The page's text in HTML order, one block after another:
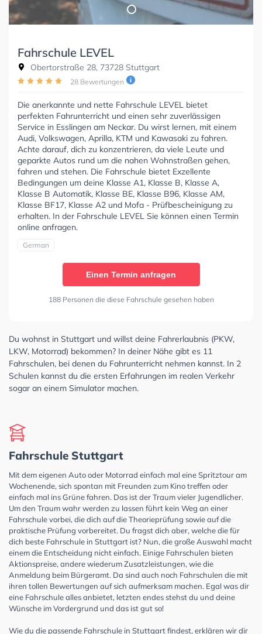
Fahrschule LEVEL
Obertorstraße 28, 73728 Stuttgart
28 Bewertungen
Die anerkannte und nette Fahrschule LEVEL bietet
perfekten Fahrunterricht und einen sehr zuverlässigen
Service in Esslingen am Neckar. Du wirst lernen, mit einem
Audi, Volkswagen, Aprilla, KTM und Kawasaki zu fahren.
Achte darauf, dich zu konzentrieren, da viele Leute und
geparkte Autos rund um die nahen Wohnstraßen gehen,
fahren und stehen. Die Fahrschule bietet Exzellente
Bedingungen um deine Klasse A1, Klasse B, Klasse A,
Klasse B Automatik, Klasse BE, Klasse B96, Klasse AM,
Klasse BF17, Klasse A2 und Mofa - Prüfbescheinigung zu
erhalten. In der Fahrschule LEVEL Sie können einen Termin
online anfragen.
German
Einen Termin anfragen
188 Personen die diese Fahrschule gesehen haben
Du wohnst in Stuttgart und willst deine Fahrerlaubnis (PKW,
LKW, Motorrad) bekommen? In deiner Nähe gibt es 11
Fahrschulen, bei denen du Fahrunterricht nehmen kannst. In 2
Schulen kannst du die ersten Erfahrungen im realen Verkehr
sogar an einem Simulator machen.
Fahrschule Stuttgart
Mit dem eigenen Auto oder Motorrad einfach mal eine Spritztour am
Wochenende, sich spontan mit Freunden zum Kino treffen oder
einfach mal ins Grüne fahren. Das ist der Traum vieler Jugendlicher.
Um den Traum wahr werden zu lassen führt kein Weg an einer
Fahrschule vorbei, die dich auf die Theorieprüfung sowie auf die
praktische Prüfung vorbereitet. Du fragst dich aber, welche die für
dich beste Fahrschule in Stuttgart ist? Nun, die große Auswahl macht
einem die Entscheidung nicht einfach. Einige Fahrschulen bieten
Aktionspreise, andere wiederum Zusatzleistungen, wie die
Anmeldung beim Bürgeramt. Da sind auch noch Fahrschulen die mit
ihren tollen Bewertungen auf sich aufmerksam machen. Egal was dir
eine Fahrschule alles anbietet, letzten endes stehst du und deine
Wünsche im Vordergrund und das ist gut so!
Wie du die passende Fahrschule in Stuttgart findest, erklären wir dir